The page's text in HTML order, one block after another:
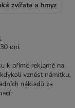
zvířata a hmyz
dní.
k přímé reklamě na
vznést námitku,
nákladů za